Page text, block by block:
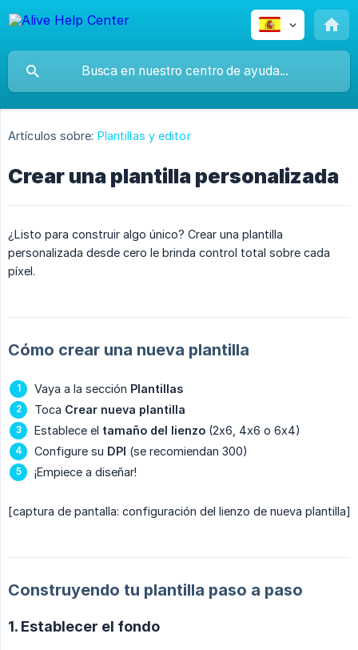
Artículos sobre: Plantillas y editor
Crear una plantilla personalizada
¿Listo para construir algo único? Crear una plantilla
personalizada desde cero le brinda control total sobre cada
píxel.
Cómo crear una nueva plantilla
Vaya a la sección Plantillas
Toca Crear nueva plantilla
Establece el tamaño del lienzo (2x6, 4x6 o 6x4)
Configure su DPI (se recomiendan 300)
¡Empiece a diseñar!
[captura de pantalla: configuración del lienzo de nueva plantilla]
Construyendo tu plantilla paso a paso
1. Establecer el fondo